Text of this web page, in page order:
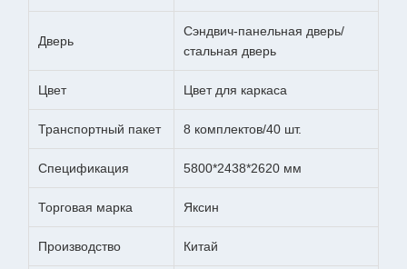
Дверь
Сэндвич-панельная дверь/
стальная дверь
Цвет Цвет для каркаса
Транспортный пакет 8 комплектов/40 шт.
Спецификация 5800*2438*2620 мм
Торговая марка Яксин
Производство Китай